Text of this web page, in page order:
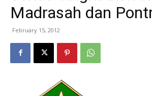
Madrasah dan
February 15, 2012